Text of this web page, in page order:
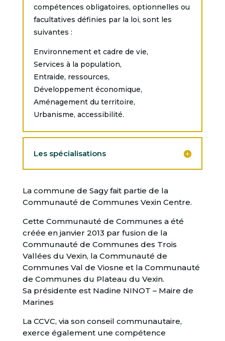
compétences obligatoires, optionnelles ou
facultatives définies par la loi, sont les
suivantes :
Environnement et cadre de vie,
Services à la population,
Entraide, ressources,
Développement économique,
Aménagement du territoire,
Urbanisme, accessibilité.
Les spécialisations
La commune de Sagy fait partie de la
Communauté de Communes Vexin Centre.
Cette Communauté de Communes a été
créée en janvier 2013 par fusion de la
Communauté de Communes des Trois
Vallées du Vexin, la Communauté de
Communes Val de Viosne et la Communauté
de Communes du Plateau du Vexin.
Sa présidente est Nadine NINOT – Maire de
Marines
La CCVC, via son conseil communautaire,
exerce également une compétence